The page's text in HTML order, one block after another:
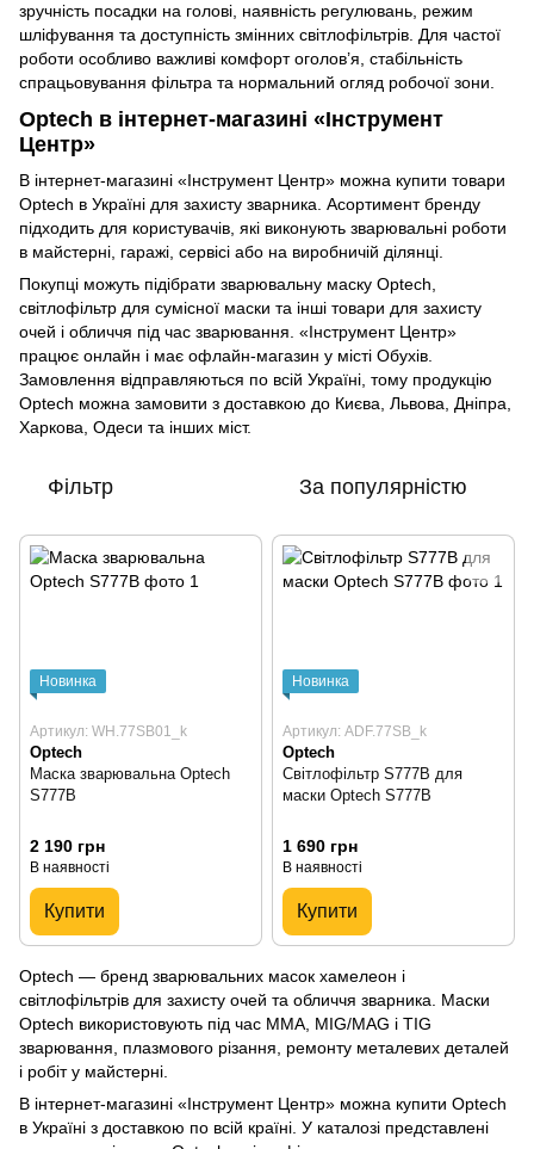
зручність посадки на голові, наявність регулювань, режим
шліфування та доступність змінних світлофільтрів. Для частої
роботи особливо важливі комфорт оголов’я, стабільність
спрацьовування фільтра та нормальний огляд робочої зони.
Optech в інтернет-магазині «Інструмент
Центр»
В інтернет-магазині «Інструмент Центр» можна купити товари
Optech в Україні для захисту зварника. Асортимент бренду
підходить для користувачів, які виконують зварювальні роботи
в майстерні, гаражі, сервісі або на виробничій ділянці.
Покупці можуть підібрати зварювальну маску Optech,
світлофільтр для сумісної маски та інші товари для захисту
очей і обличчя під час зварювання. «Інструмент Центр»
працює онлайн і має офлайн-магазин у місті Обухів.
Замовлення відправляються по всій Україні, тому продукцію
Optech можна замовити з доставкою до Києва, Львова, Дніпра,
Харкова, Одеси та інших міст.
Фільтр За популярністю
Новинка
Артикул: WH.77SB01_k
Optech
Маска зварювальна Optech
S777B
2 190 грн
В наявності
Купити
Новинка
Артикул: ADF.77SB_k
Optech
Світлофільтр S777B для
маски Optech S777B
1 690 грн
В наявності
Купити
Optech — бренд зварювальних масок хамелеон і
світлофільтрів для захисту очей та обличчя зварника. Маски
Optech використовують під час MMA, MIG/MAG і TIG
зварювання, плазмового різання, ремонту металевих деталей
і робіт у майстерні.
В інтернет-магазині «Інструмент Центр» можна купити Optech
в Україні з доставкою по всій країні. У каталозі представлені